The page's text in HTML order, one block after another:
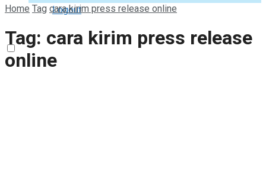
Logout
Home Tag cara kirim press release online
Tag: cara kirim press release
online